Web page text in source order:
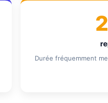
Durée fréquemment